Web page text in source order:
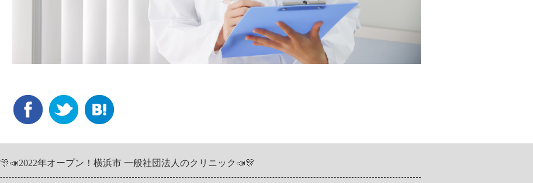
🎊📣2022年オープン！横浜市 一般社団法人のクリニック📣🎊